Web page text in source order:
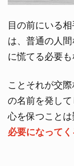
目の前にいる
は、普通の人間
に慌てる必要も
ことそれが交
の名前を発し
心を保つことは
必要になって